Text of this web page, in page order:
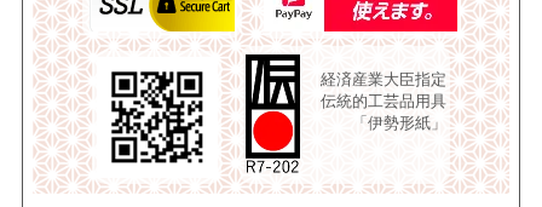
経済産業大臣指定
伝統的工芸品用具
「伊勢形紙」